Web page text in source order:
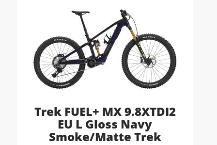
Trek FUEL+ MX 9.8XTDI2
EU L Gloss Navy
Smoke/Matte Trek